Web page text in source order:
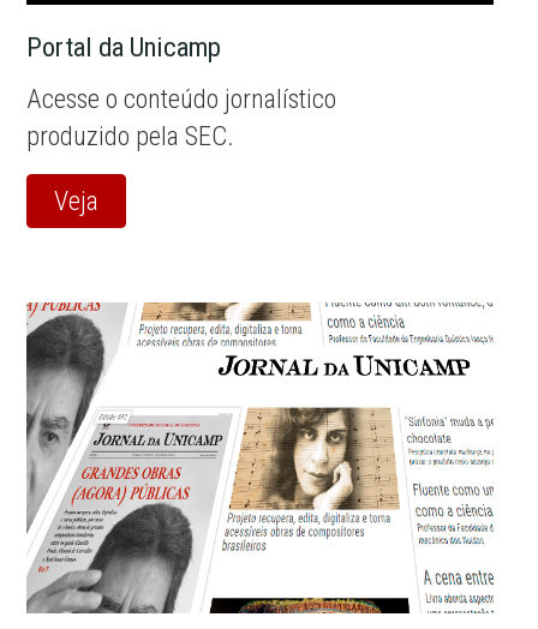
Portal da Unicamp
Acesse o conteúdo jornalístico
produzido pela SEC.
Veja